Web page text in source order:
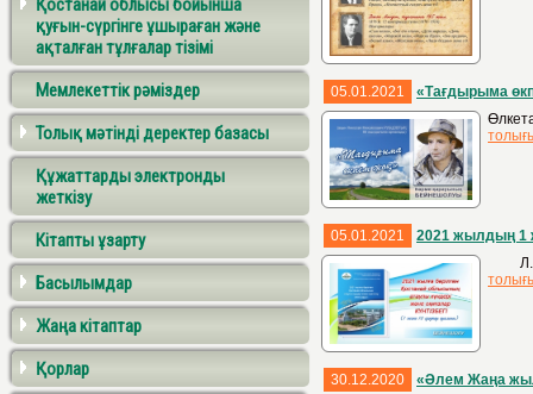
Қостанай облысы бойынша
қуғын-сүргінге ұшыраған және
ақталған тұлғалар тізімі
Мемлекеттік рәміздер
Толық мәтінді деректер базасы
Құжаттарды электронды
жеткізу
Кітапты ұзарту
Басылымдар
Жаңа кітаптар
Қорлар
05.01.2021
«Тағдырыма
05.01.2021
2021 жылдың 1
Л. Н.
30.12.2020
«Әлем Жаңа